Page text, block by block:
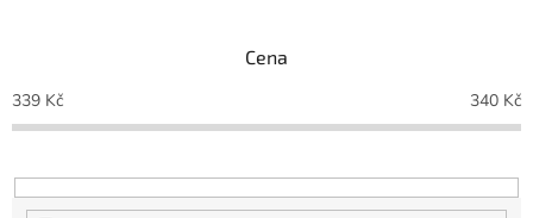
o
d
k
t
Cena
339 Kč 340 Kč